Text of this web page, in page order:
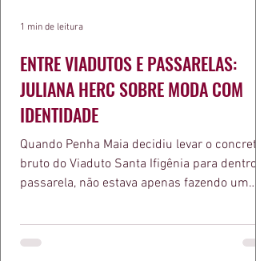
ENTRE VIADUTOS E PASSARELAS:
JULIANA HERC SOBRE MODA COM
IDENTIDADE
Quando Penha Maia decidiu levar o concreto
bruto do Viaduto Santa Ifigênia para dentro
passarela, não estava apenas fazendo um
a apresentadora e influenciadora Juliana
defende há tempos, o de que moda
1 min de leitura